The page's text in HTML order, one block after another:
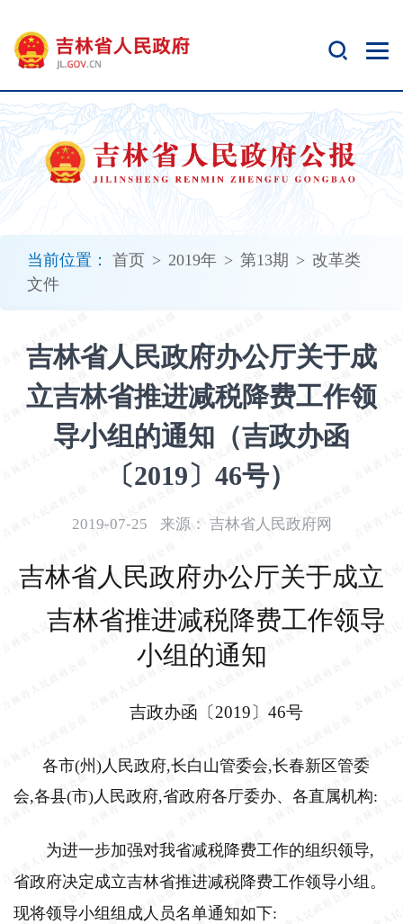
当前位置： 首页 > 2019年 > 第13期 > 改革类
文件
吉林省人民政府办公厅关于成
立吉林省推进减税降费工作领
导小组的通知（吉政办函
〔2019〕46号）
2019-07-25 来源： 吉林省人民政府网
吉林省人民政府办公厅关于成立
吉林省推进减税降费工作领导
小组的通知
吉政办函〔2019〕46号
各市(州)人民政府,长白山管委会,长春新区管委
会,各县(市)人民政府,省政府各厅委办、各直属机构:
为进一步加强对我省减税降费工作的组织领导,
省政府决定成立吉林省推进减税降费工作领导小组。
现将领导小组组成人员名单通知如下:
开
无
障
碍
说
明
加